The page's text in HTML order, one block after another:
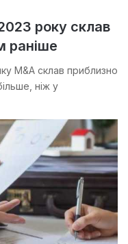
року склав
раніше
M&A склав приблизно
ніж у